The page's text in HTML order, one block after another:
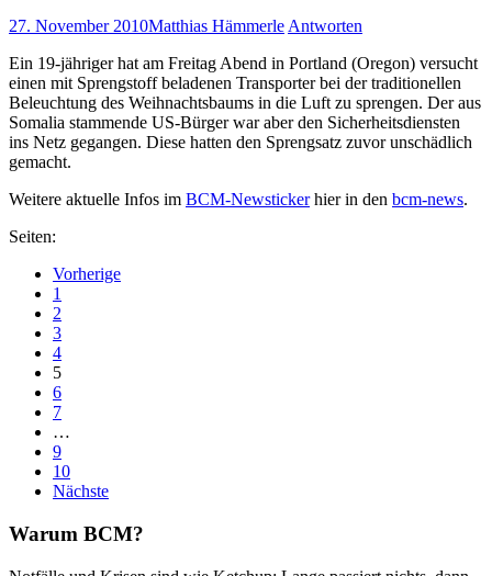
27. November 2010Matthias HämmerleAntworten
Ein 19-jähriger hat am Freitag Abend in Portland (Oregon) versucht
einen mit Sprengstoff beladenen Transporter bei der traditionellen
Beleuchtung des Weihnachtsbaums in die Luft zu sprengen. Der aus
Somalia stammende US-Bürger war aber den Sicherheitsdiensten
ins Netz gegangen. Diese hatten den Sprengsatz zuvor unschädlich
gemacht.
Weitere aktuelle Infos im BCM-Newstickerhier in den bcm-news.
Seiten:
Vorherige
1
2
3
4
5
6
7
…
9
10
Nächste
Warum BCM?